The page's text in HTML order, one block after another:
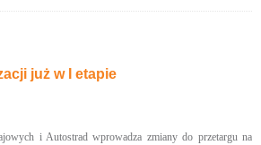
już w I etapie
i Autostrad wprowadza zmiany do przetargu na